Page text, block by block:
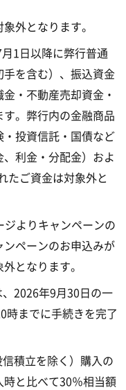
外となります。
1日以降に弊行普通
を含む）、振込資金
・不動産売却資金・
。弊行内の金融商品
・投資信託・国債など
利金・分配金）およ
たご資金は対象外と
よりキャンペーンの
ペーンのお申込みが
となります。
2026年9月30日の一
時までに手続きを完了
積立を除く）購入の
と比べて30％相当額